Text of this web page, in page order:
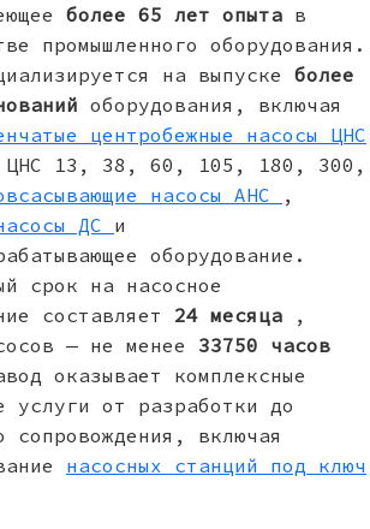
более 65 лет опыта в
промышленного оборудования.
на выпуске более
оборудования, включая
центробежные насосы ЦНС
ЦНС 13, 38, 60, 105, 180, 300,
насосы АНС
,
ДС и
оборудование.
срок на насосное
составляет 24 месяца
,
— не менее 33750 часов
оказывает комплексные
услуги от разработки до
сопровождения, включая
насосных станций под ключ